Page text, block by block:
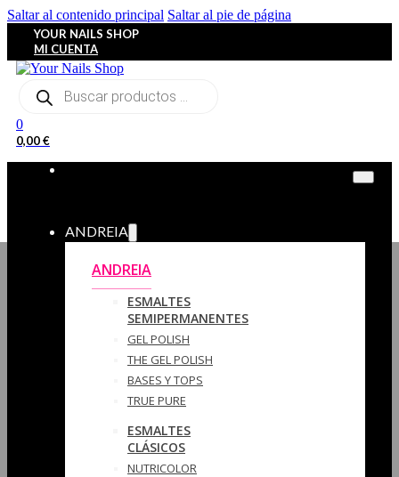
Saltar al contenido principal Saltar al pie de página
YOUR NAILS SHOP
MI CUENTA
0
0,00€
ANDREIA
ANDREIA
ESMALTES
SEMIPERMANENTES
GEL POLISH
THE GEL POLISH
BASES Y‎ TOPS
TRUE PURE
ESMALTES
CLÁSICOS
NUTRICOLOR